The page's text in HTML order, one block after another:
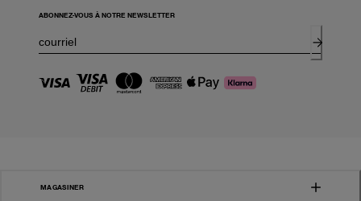
ABONNEZ-VOUS À NOTRE NEWSLETTER
MAGASINER